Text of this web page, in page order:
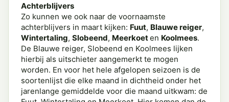
Achterblijvers
Zo kunnen we ook naar de voornaamste
achterblijvers in maart kijken: Fuut, Blauwe reiger,
Wintertaling, Slobeend, Meerkoeten Koolmees.
De Blauwe reiger, Slobeend en Koolmees lijken
hierbij als uitschieter aangemerkt te mogen
worden. En voor het hele afgelopen seizoen is de
soortenlijst die elke maand in dichtheid onder het
jarenlange gemiddelde voor die maand uitkwam: de